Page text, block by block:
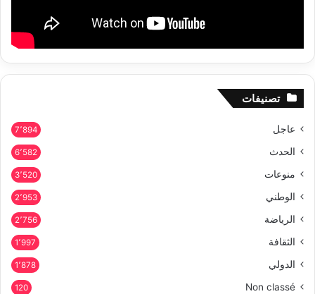
تصنيفات
عاجل 7٬894
الحدث 6٬582
منوعات 3٬520
الوطني 2٬953
الرياضة 2٬756
الثقافة 1٬997
الدولي 1٬878
Non classé
120